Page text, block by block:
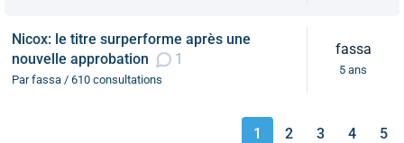
Nicox: le titre surperforme après une
nouvelle approbation
1
Par fassa / 610 consultations
fassa
5 ans
1 2 3 4 5